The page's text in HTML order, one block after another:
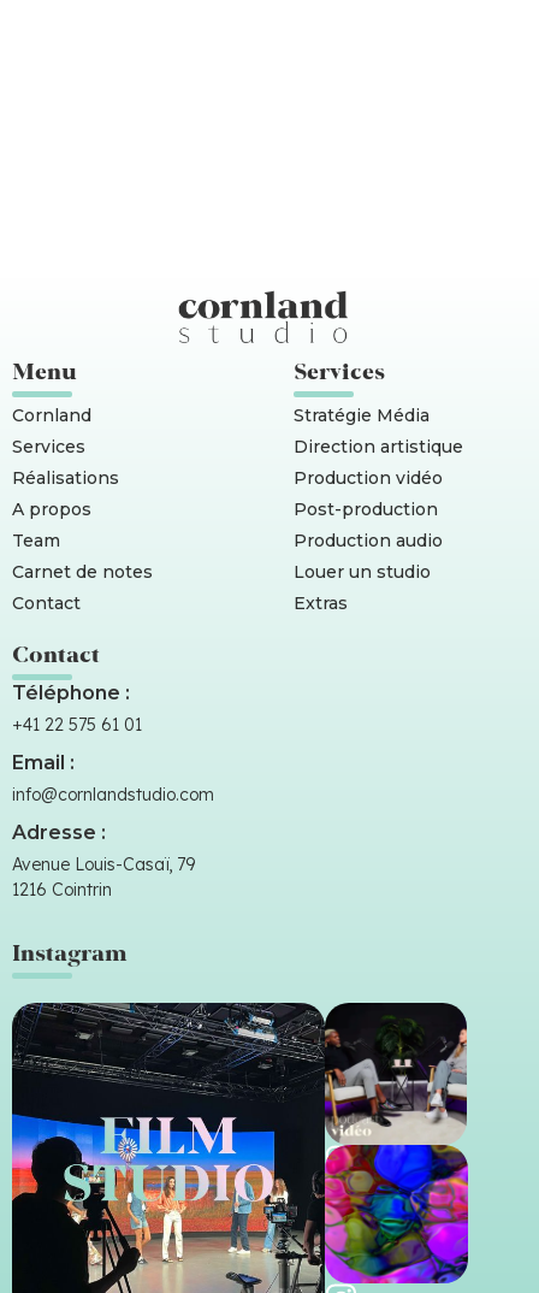
Menu
Cornland
Services
Réalisations
A propos
Team
Carnet de notes
Contact
Services
Stratégie Média
Direction artistique
Production vidéo
Post-production
Production audio
Louer un studio
Extras
Contact
Téléphone :
+41 22 575 61 01
Email :
info@cornlandstudio.com
Adresse :
Avenue Louis-Casaï, 79
1216 Cointrin
Instagram